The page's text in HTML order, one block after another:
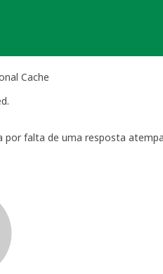
Cache
por falta de uma resposta
Reviewer